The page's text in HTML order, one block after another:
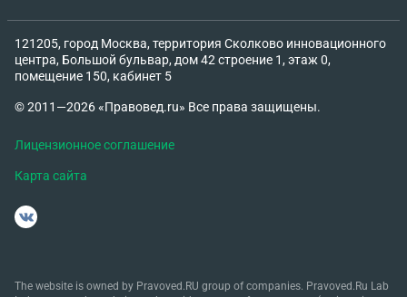
121205, город Москва, территория Сколково инновационного
центра, Большой бульвар, дом 42 строение 1, этаж 0,
помещение 150, кабинет 5
© 2011—2026 «Правовед.ru» Все права защищены.
Лицензионное соглашение
Карта сайта
The website is owned by Pravoved.RU group of companies. Pravoved.Ru Lab